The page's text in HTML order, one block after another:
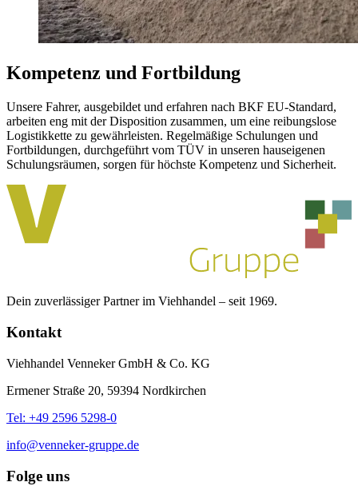
Kompetenz und Fortbildung
Unsere Fahrer, ausgebildet und erfahren nach BKF EU-Standard,
arbeiten eng mit der Disposition zusammen, um eine reibungslose
Logistikkette zu gewährleisten. Regelmäßige Schulungen und
Fortbildungen, durchgeführt vom TÜV in unseren hauseigenen
Schulungsräumen, sorgen für höchste Kompetenz und Sicherheit.
Dein zuverlässiger Partner im Viehhandel – seit 1969.
Kontakt
Viehhandel Venneker GmbH & Co. KG
Ermener Straße 20, 59394 Nordkirchen
Tel: +49 2596 5298-0
info@venneker-gruppe.de
Folge uns